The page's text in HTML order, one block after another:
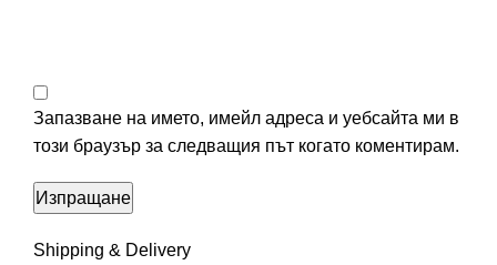
Запазване на името, имейл адреса и уебсайта ми в
този браузър за следващия път когато коментирам.
Shipping & Delivery